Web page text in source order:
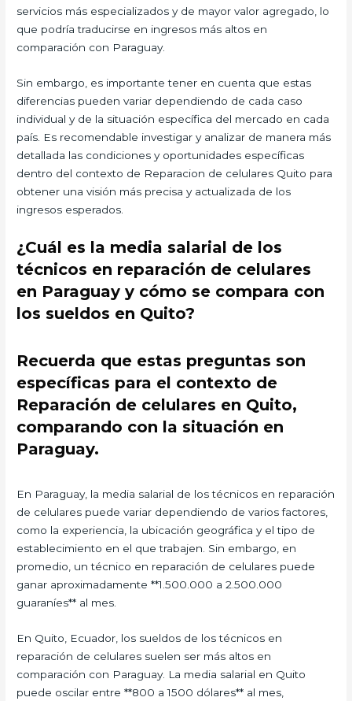
servicios más especializados y de mayor valor agregado, lo
que podría traducirse en ingresos más altos en
comparación con Paraguay.
Sin embargo, es importante tener en cuenta que estas
diferencias pueden variar dependiendo de cada caso
individual y de la situación específica del mercado en cada
país. Es recomendable investigar y analizar de manera más
detallada las condiciones y oportunidades específicas
dentro del contexto de Reparacion de celulares Quito para
obtener una visión más precisa y actualizada de los
ingresos esperados.
¿Cuál es la media salarial de los
técnicos en reparación de celulares
en Paraguay y cómo se compara con
los sueldos en Quito?
Recuerda que estas preguntas son
específicas para el contexto de
Reparación de celulares en Quito,
comparando con la situación en
Paraguay.
En Paraguay, la media salarial de los técnicos en reparación
de celulares puede variar dependiendo de varios factores,
como la experiencia, la ubicación geográfica y el tipo de
establecimiento en el que trabajen. Sin embargo, en
promedio, un técnico en reparación de celulares puede
ganar aproximadamente **1.500.000 a 2.500.000
guaraníes** al mes.
En Quito, Ecuador, los sueldos de los técnicos en
reparación de celulares suelen ser más altos en
comparación con Paraguay. La media salarial en Quito
puede oscilar entre **800 a 1500 dólares** al mes,